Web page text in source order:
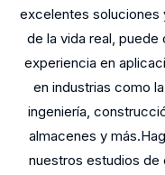
excelentes soluciones
de la vida real,
experiencia en
en industrias como
ingeniería,
almacenes y
nuestros estudios de